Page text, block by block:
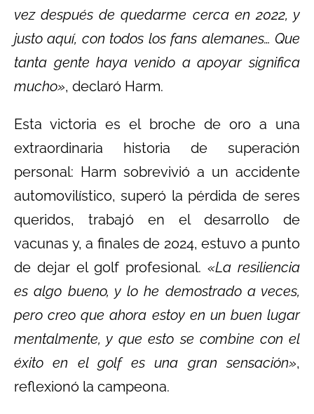
vez después de quedarme cerca en 2022, y
justo aquí, con todos los fans alemanes… Que
tanta gente haya venido a apoyar significa
mucho», declaró Harm.
Esta victoria es el broche de oro a una
extraordinaria historia de superación
personal: Harm sobrevivió a un accidente
automovilístico, superó la pérdida de seres
queridos, trabajó en el desarrollo de
vacunas y, a finales de 2024, estuvo a punto
de dejar el golf profesional. «La resiliencia
es algo bueno, y lo he demostrado a veces,
pero creo que ahora estoy en un buen lugar
mentalmente, y que esto se combine con el
éxito en el golf es una gran sensación»,
reflexionó la campeona.